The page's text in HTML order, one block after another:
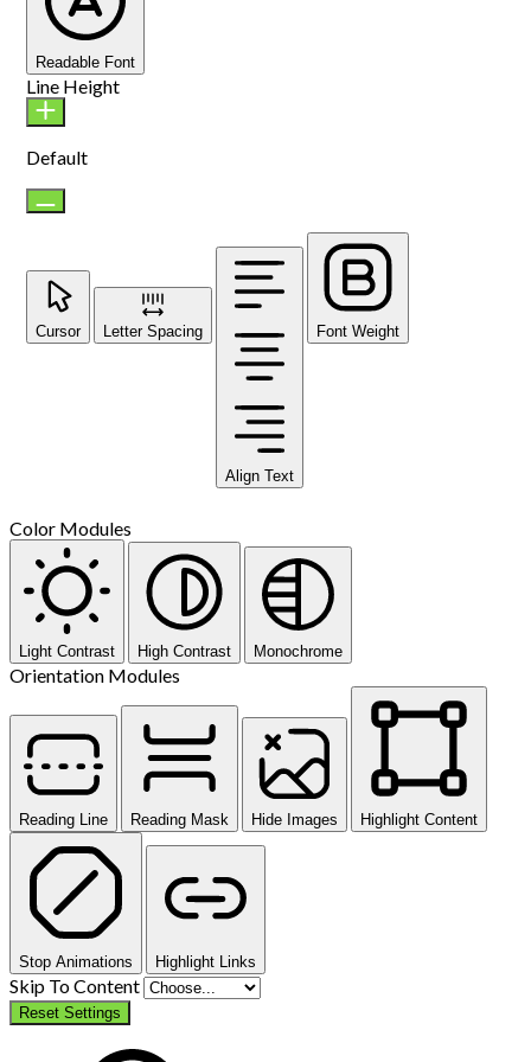
Readable Font
Line Height
Default
Cursor Letter Spacing
Align Text
Font Weight
Color Modules
Light Contrast High Contrast Monochrome
Orientation Modules
Reading Line Reading Mask Hide Images Highlight Content
Stop Animations Highlight Links
Skip To Content
Reset Settings